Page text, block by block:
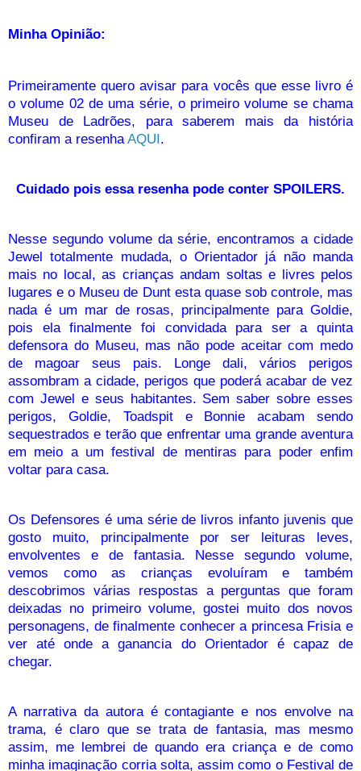
Minha Opinião:
Primeiramente quero avisar para vocês que esse livro é
o volume 02 de uma série, o primeiro volume se chama
Museu de Ladrões, para saberem mais da história
confiram a resenha AQUI.
Cuidado pois essa resenha pode conter SPOILERS.
Nesse segundo volume da série, encontramos a cidade
Jewel totalmente mudada, o Orientador já não manda
mais no local, as crianças andam soltas e livres pelos
lugares e o Museu de Dunt esta quase sob controle, mas
nada é um mar de rosas, principalmente para Goldie,
pois ela finalmente foi convidada para ser a quinta
defensora do Museu, mas não pode aceitar com medo
de magoar seus pais. Longe dali, vários perigos
assombram a cidade, perigos que poderá acabar de vez
com Jewel e seus habitantes. Sem saber sobre esses
perigos, Goldie, Toadspit e Bonnie acabam sendo
sequestrados e terão que enfrentar uma grande aventura
em meio a um festival de mentiras para poder enfim
voltar para casa.
Os Defensores é uma série de livros infanto juvenis que
gosto muito, principalmente por ser leituras leves,
envolventes e de fantasia. Nesse segundo volume,
vemos como as crianças evoluíram e também
descobrimos várias respostas a perguntas que foram
deixadas no primeiro volume, gostei muito dos novos
personagens, de finalmente conhecer a princesa Frisia e
ver até onde a ganancia do Orientador é capaz de
chegar.
A narrativa da autora é contagiante e nos envolve na
trama, é claro que se trata de fantasia, mas mesmo
assim, me lembrei de quando era criança e de como
minha imaginação corria solta, assim como o Festival de